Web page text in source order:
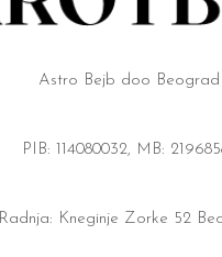
Astro Bejb doo Beograd
PIB: 114080032, MB:
Radnja: Kneginje Zorke 52